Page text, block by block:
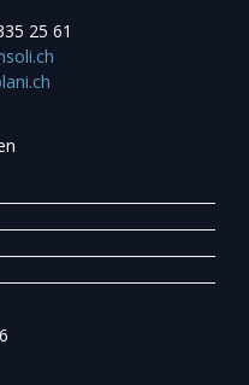
25 61